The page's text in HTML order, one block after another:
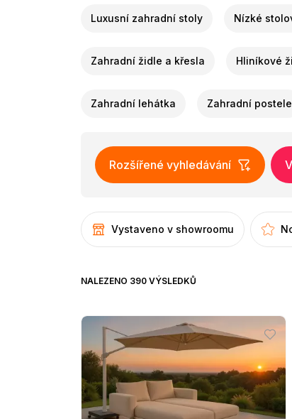
Luxusní zahradní stoly Nízké
Zahradní židle a křesla Hliníkové
Zahradní lehátka Zahradní postele
Rozšířené vyhledávání
Vystaveno v showroomu
NALEZENO 390 VÝSLEDKŮ